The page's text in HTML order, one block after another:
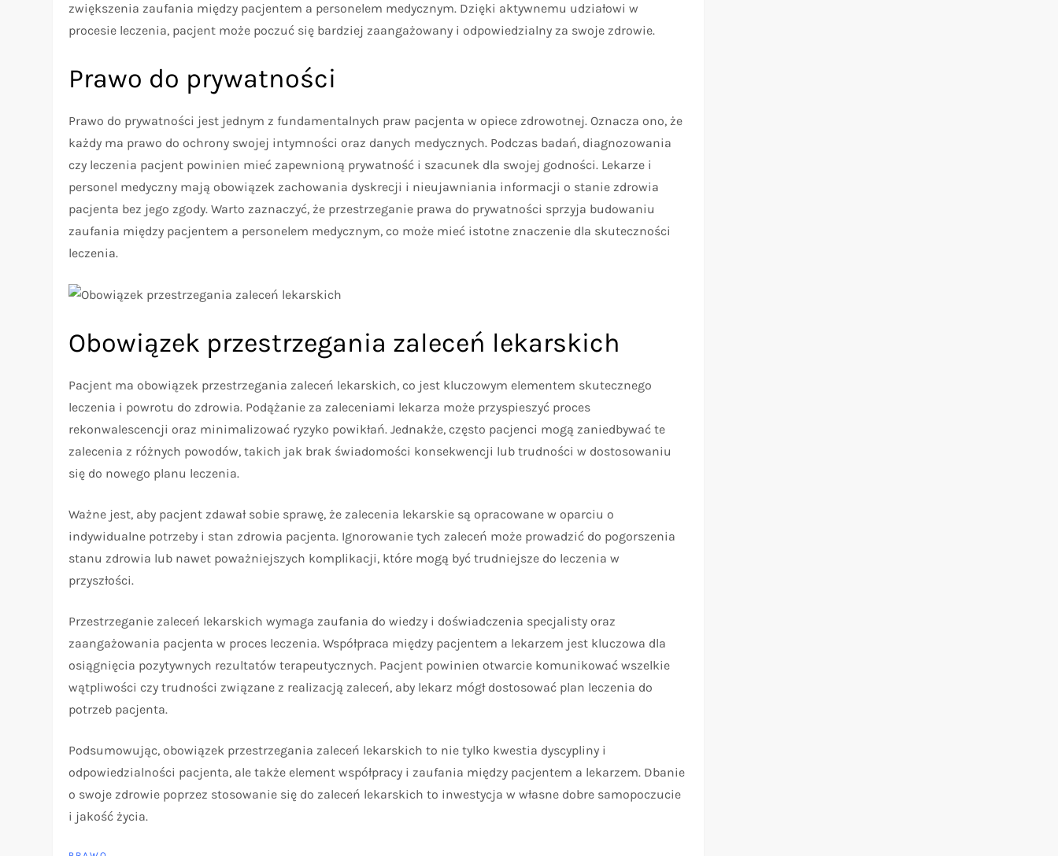
zwiększenia zaufania między pacjentem a personelem medycznym. Dzięki aktywnemu udziałowi w
procesie leczenia, pacjent może poczuć się bardziej zaangażowany i odpowiedzialny za swoje zdrowie.
Prawo do prywatności
Prawo do prywatności jest jednym z fundamentalnych praw pacjenta w opiece zdrowotnej. Oznacza ono, że
każdy ma prawo do ochrony swojej intymności oraz danych medycznych. Podczas badań, diagnozowania
czy leczenia pacjent powinien mieć zapewnioną prywatność i szacunek dla swojej godności. Lekarze i
personel medyczny mają obowiązek zachowania dyskrecji i nieujawniania informacji o stanie zdrowia
pacjenta bez jego zgody. Warto zaznaczyć, że przestrzeganie prawa do prywatności sprzyja budowaniu
zaufania między pacjentem a personelem medycznym, co może mieć istotne znaczenie dla skuteczności
leczenia.
Obowiązek przestrzegania zaleceń lekarskich
Pacjent ma obowiązek przestrzegania zaleceń lekarskich, co jest kluczowym elementem skutecznego
leczenia i powrotu do zdrowia. Podążanie za zaleceniami lekarza może przyspieszyć proces
rekonwalescencji oraz minimalizować ryzyko powikłań. Jednakże, często pacjenci mogą zaniedbywać te
zalecenia z różnych powodów, takich jak brak świadomości konsekwencji lub trudności w dostosowaniu
się do nowego planu leczenia.
Ważne jest, aby pacjent zdawał sobie sprawę, że zalecenia lekarskie są opracowane w oparciu o
indywidualne potrzeby i stan zdrowia pacjenta. Ignorowanie tych zaleceń może prowadzić do pogorszenia
stanu zdrowia lub nawet poważniejszych komplikacji, które mogą być trudniejsze do leczenia w
przyszłości.
Przestrzeganie zaleceń lekarskich wymaga zaufania do wiedzy i doświadczenia specjalisty oraz
zaangażowania pacjenta w proces leczenia. Współpraca między pacjentem a lekarzem jest kluczowa dla
osiągnięcia pozytywnych rezultatów terapeutycznych. Pacjent powinien otwarcie komunikować wszelkie
wątpliwości czy trudności związane z realizacją zaleceń, aby lekarz mógł dostosować plan leczenia do
potrzeb pacjenta.
Podsumowując, obowiązek przestrzegania zaleceń lekarskich to nie tylko kwestia dyscypliny i
odpowiedzialności pacjenta, ale także element współpracy i zaufania między pacjentem a lekarzem. Dbanie
o swoje zdrowie poprzez stosowanie się do zaleceń lekarskich to inwestycja w własne dobre samopoczucie
i jakość życia.